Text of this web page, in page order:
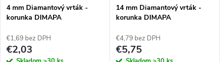
4 mm Diamantový vrták -
korunka DIMAPA
€1,69 bez DPH
€2,03
14 mm Diamantový vrták -
korunka DIMAPA
€4,79 bez DPH
€5,75